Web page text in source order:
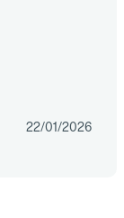
22/01/2026